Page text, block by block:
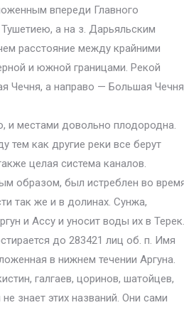
впереди Главного
а на з. Дарьяльским
расстояние между крайними
и южной границами. Рекой
Чечня, а направо — Большая
и местами довольно плодородна.
тем как другие реки все берут
целая система каналов.
образом, был истреблен во
так же и в долинах. Сунжа,
и Ассу и уносит воды их в Терек.
до 283421 лиц об. п. Имя
в нижнем течении Аргуна.
галгаев, цоринов, шатойцев,
знает этих названий. Они сами